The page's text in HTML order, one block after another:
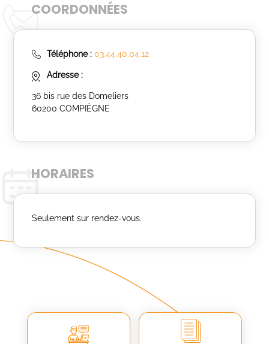
COORDONNÉES
Téléphone : 03.44.40.04.12
Adresse :
36 bis rue des Domeliers
60200 COMPIÈGNE
HORAIRES
Seulement sur rendez-vous.